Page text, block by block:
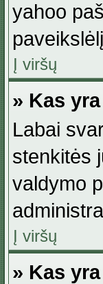
yahoo
Į viršų
» Kas
Labai
stenkitės
valdymo
Į viršų
» Kas